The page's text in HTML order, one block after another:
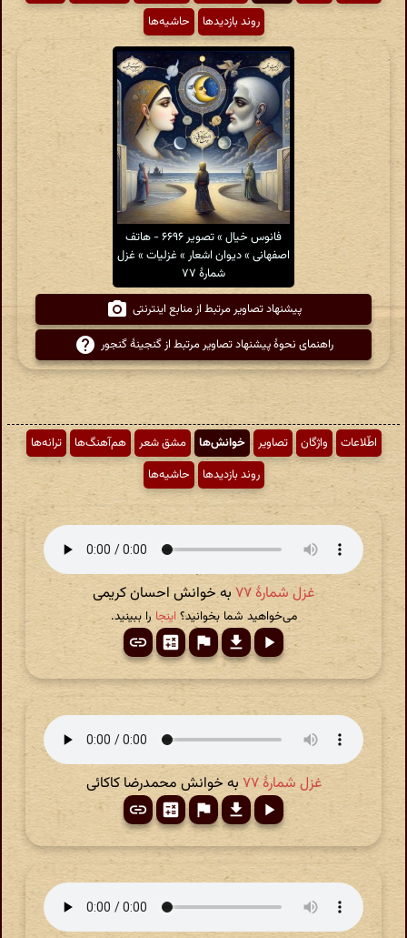
روند بازدیدها
حاشیه‌ها
فانوس خیال » تصویر ۶۶۹۶ - هاتف
اصفهانی » دیوان اشعار » غزلیات » غزل
شمارهٔ ۷۷
پیشنهاد تصاویر مرتبط از منابع اینترنتی
راهنمای نحوهٔ پیشنهاد تصاویر مرتبط از گنجینهٔ گنجور
اطّلاعات واژگان تصاویر خوانش‌ها مشق شعر هم‌آهنگ‌ها
ترانه‌ها
روند بازدیدها
حاشیه‌ها
غزل شمارهٔ ۷۷ به خوانش احسان کریمی
می‌خواهید شما بخوانید؟ اینجا را ببینید.
غزل شمارهٔ ۷۷ به خوانش محمدرضا کاکائی